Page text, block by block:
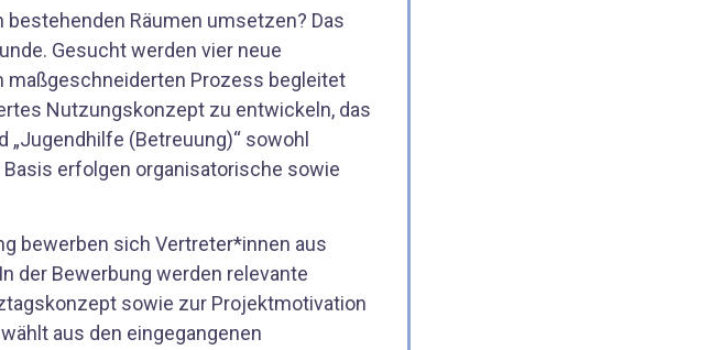
Räumen umsetzen? Das
Gesucht werden vier neue
maßgeschneiderten Prozess begleitet
Nutzungskonzept zu entwickeln, das
„Jugendhilfe (Betreuung)“ sowohl
erfolgen organisatorische sowie
bewerben sich Vertreter*innen aus
der Bewerbung werden relevante
sowie zur Projektmotivation
aus den eingegangenen